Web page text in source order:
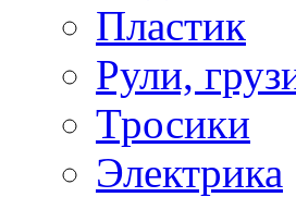
Пластик
Рули,
Тросики
Электрика